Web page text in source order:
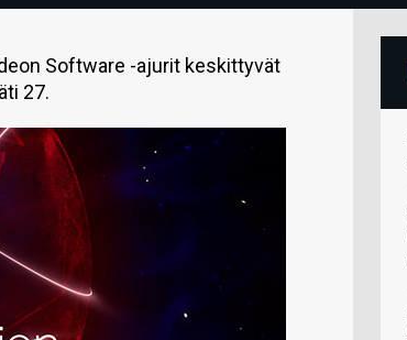
Software -ajurit keskittyvät
27.